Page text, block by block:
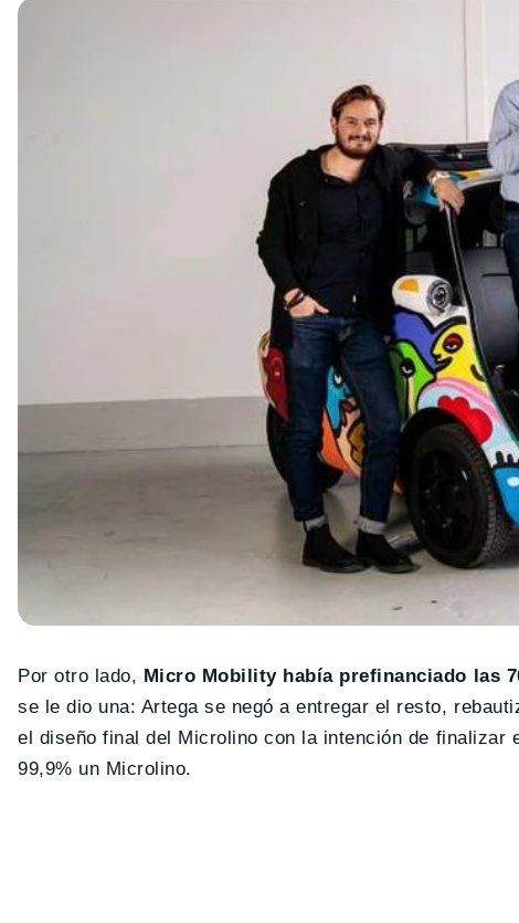
Por otro lado, Micro Mobility había prefinanciado las
se le dio una: Artega se negó a entregar el resto,
el diseño final del Microlino con la intención de finalizar
99,9% un Microlino.